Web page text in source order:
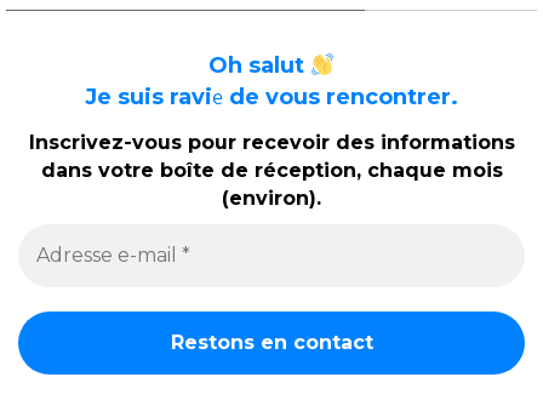
Oh salut
Je suis ravie de vous rencontrer.
Inscrivez-vous pour recevoir des informations
dans votre boîte de réception, chaque mois
(environ).